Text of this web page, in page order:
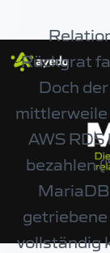
Rückgrat
Doch
mittlerweile
AWS
bezahlen
vollständig